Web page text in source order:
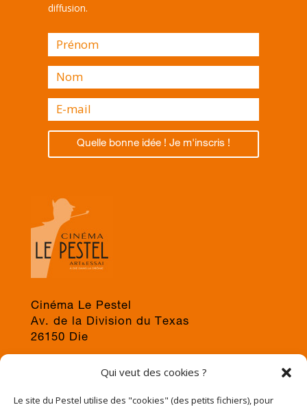
Qui veut des cookies ?
Le site du Pestel utilise des "cookies" (des petits fichiers), pour
diffusion.
Quelle bonne idée ! Je m'inscris !
Cinéma Le Pestel
Av. de la Division du Texas
26150 Die
jps@cinema-le-pestel.fr
oumediation@cinema-le-pestel.fr